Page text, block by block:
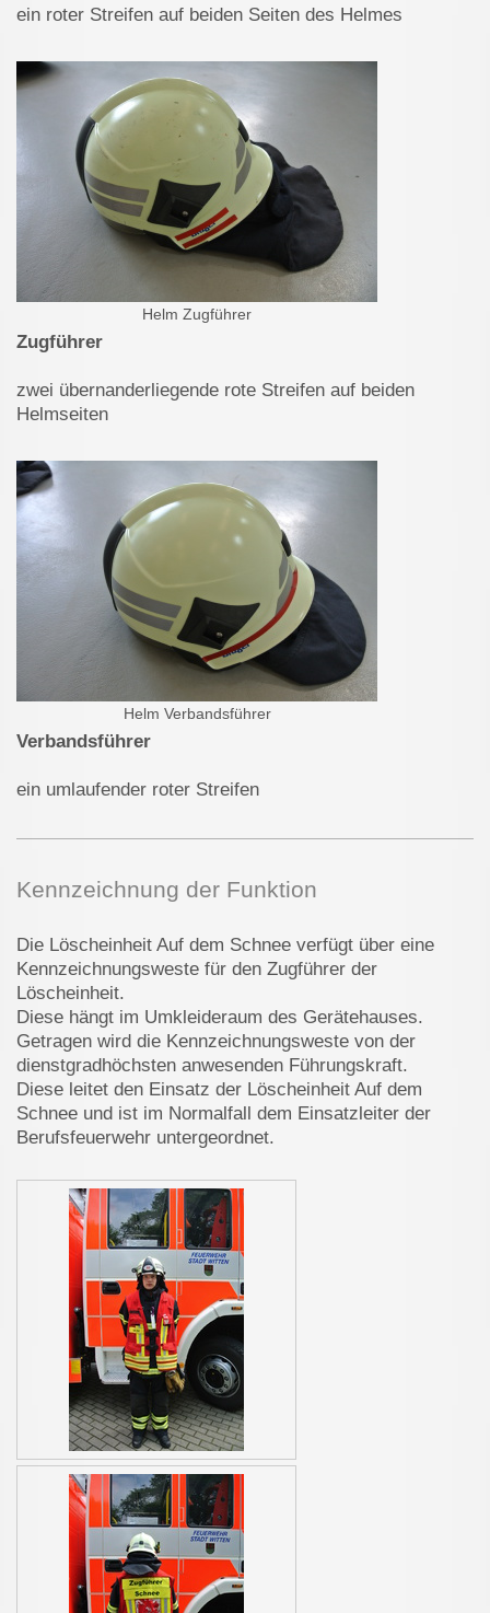
ein roter Streifen auf beiden Seiten des Helmes
Helm Zugführer
Zugführer
zwei übernanderliegende rote Streifen auf beiden
Helmseiten
Helm Verbandsführer
Verbandsführer
ein umlaufender roter Streifen
Kennzeichnung der Funktion
Die Löscheinheit Auf dem Schnee verfügt über eine
Kennzeichnungsweste für den Zugführer der
Löscheinheit.
Diese hängt im Umkleideraum des Gerätehauses.
Getragen wird die Kennzeichnungsweste von der
dienstgradhöchsten anwesenden Führungskraft.
Diese leitet den Einsatz der Löscheinheit Auf dem
Schnee und ist im Normalfall dem Einsatzleiter der
Berufsfeuerwehr untergeordnet.